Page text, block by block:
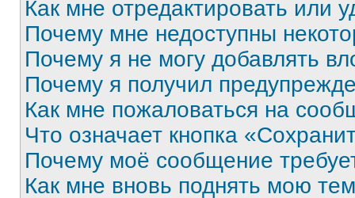
Как мне отредактировать или
Почему мне недоступны
Почему я не могу добавлять
Почему я получил
Как мне пожаловаться на
Что означает кнопка
Почему моё сообщение
Как мне вновь поднять мою